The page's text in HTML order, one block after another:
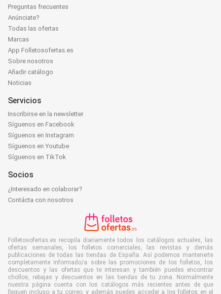
Preguntas frecuentes
Anúnciate?
Todas las ofertas
Marcas
App Folletosofertas.es
Sobre nosotros
Añadir catálogo
Noticias
Servicios
Inscribirse en la newsletter
Síguenos en Facebook
Síguenos en Instagram
Síguenos en Youtube
Síguenos en TikTok
Socios
¿Interesado en colaborar?
Contácta con nosotros
Folletosofertas.es recopila diariamente todos los catálogos actuales, las
ofertas semanales, los folletos comerciales, las revistas y demás
publicaciones de todas las tiendas de España. Así podemos mantenerte
completamente informado/a sobre las promociones de los folletos, los
descuentos y las ofertas que te interesan y también puedes encontrar
chollos, rebajas y descuentos en las tiendas de tu zona. Normalmente
nuestra página cuenta con los catálogos más recientes antes de que
lleguen incluso a tu correo, y además puedes acceder a los folletos en el